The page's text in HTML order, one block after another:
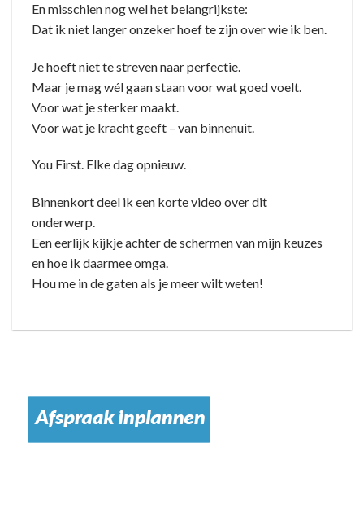
En misschien nog wel het belangrijkste:
Dat ik niet langer onzeker hoef te zijn over wie ik ben.
Je hoeft niet te streven naar perfectie.
Maar je mag wél gaan staan voor wat goed voelt.
Voor wat je sterker maakt.
Voor wat je kracht geeft – van binnenuit.
You First. Elke dag opnieuw.
Binnenkort deel ik een korte video over dit
onderwerp.
Een eerlijk kijkje achter de schermen van mijn keuzes
en hoe ik daarmee omga.
Hou me in de gaten als je meer wilt weten!